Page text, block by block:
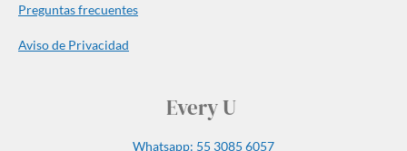
Preguntas frecuentes
Aviso de Privacidad
Every U
Whatsapp: 55 3085 6057